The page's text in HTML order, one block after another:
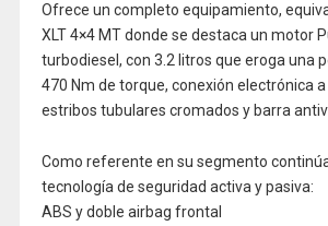
Ofrece un completo equipamiento,
XLT 4×4 MT donde se destaca un motor
turbodiesel, con 3.2 litros que eroga una
470 Nm de torque, conexión electrónica
estribos tubulares cromados y barra
Como referente en su segmento
tecnología de seguridad activa y pasiva:
ABS y doble airbag frontal